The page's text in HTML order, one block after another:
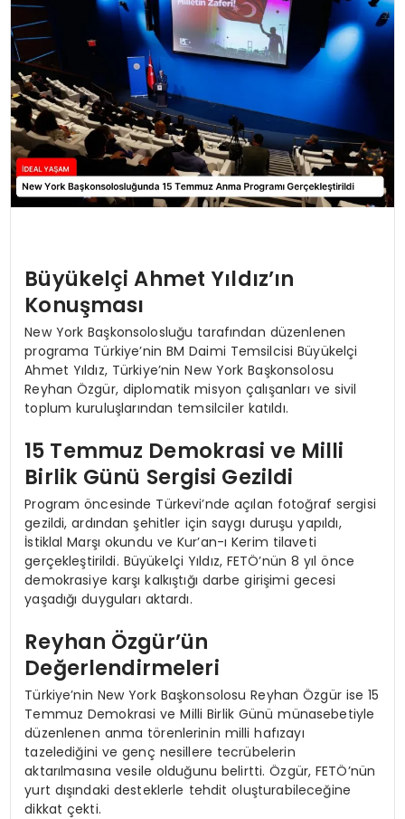
Büyükelçi Ahmet Yıldız’ın
Konuşması
New York Başkonsolosluğu tarafından düzenlenen
programa Türkiye’nin BM Daimi Temsilcisi Büyükelçi
Ahmet Yıldız, Türkiye’nin New York Başkonsolosu
Reyhan Özgür, diplomatik misyon çalışanları ve sivil
toplum kuruluşlarından temsilciler katıldı.
15 Temmuz Demokrasi ve Milli
Birlik Günü Sergisi Gezildi
Program öncesinde Türkevi’nde açılan fotoğraf sergisi
gezildi, ardından şehitler için saygı duruşu yapıldı,
İstiklal Marşı okundu ve Kur’an-ı Kerim tilaveti
gerçekleştirildi. Büyükelçi Yıldız, FETÖ’nün 8 yıl önce
demokrasiye karşı kalkıştığı darbe girişimi gecesi
yaşadığı duyguları aktardı.
Reyhan Özgür’ün
Değerlendirmeleri
Türkiye’nin New York Başkonsolosu Reyhan Özgür ise 15
Temmuz Demokrasi ve Milli Birlik Günü münasebetiyle
düzenlenen anma törenlerinin milli hafızayı
tazelediğini ve genç nesillere tecrübelerin
aktarılmasına vesile olduğunu belirtti. Özgür, FETÖ’nün
yurt dışındaki desteklerle tehdit oluşturabileceğine
dikkat çekti.